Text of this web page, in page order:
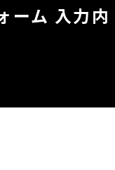
ーム 入力内